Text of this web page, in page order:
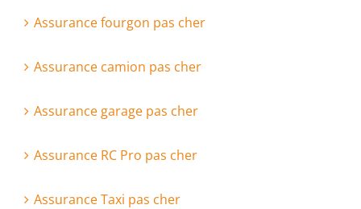
Assurance fourgon pas cher
Assurance camion pas cher
Assurance garage pas cher
Assurance RC Pro pas cher
Assurance Taxi pas cher